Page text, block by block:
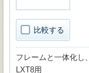
比較する
フレームと一体化し
LXT8用